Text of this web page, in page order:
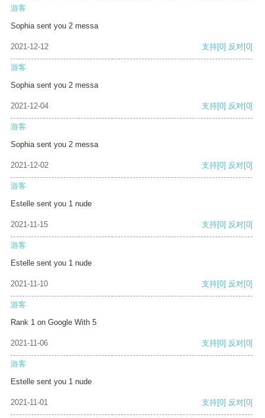
游客
Sophia sent you 2 messa
2021-12-12 支持[0] 反对[0]
游客
Sophia sent you 2 messa
2021-12-04 支持[0] 反对[0]
游客
Sophia sent you 2 messa
2021-12-02 支持[0] 反对[0]
游客
Estelle sent you 1 nude
2021-11-15 支持[0] 反对[0]
游客
Estelle sent you 1 nude
2021-11-10 支持[0] 反对[0]
游客
Rank 1 on Google With 5
2021-11-06 支持[0] 反对[0]
游客
Estelle sent you 1 nude
2021-11-01 支持[0] 反对[0]